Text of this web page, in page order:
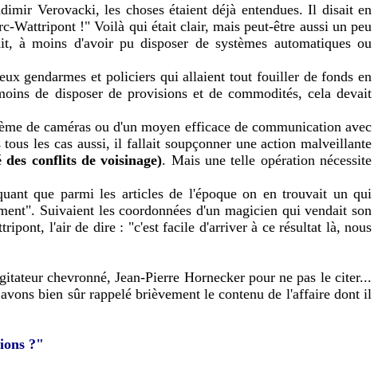
Verovacki, les choses étaient déjà entendues. Il disait en
Wattripont !" Voilà qui était clair, mais peut-être aussi un peu
moins d'avoir pu disposer de systèmes automatiques ou
gendarmes et policiers qui allaient tout fouiller de fonds en
de disposer de provisions et de commodités, cela devait
de caméras ou d'un moyen efficace de communication avec
les cas aussi, il fallait soupçonner une action malveillante
des conflits de voisinage). Mais une telle opération nécessite
que parmi les articles de l'époque on en trouvait un qui
Suivaient les coordonnées d'un magicien qui vendait son
l'air de dire : "c'est facile d'arriver à ce résultat là, nous
chevronné, Jean-Pierre Hornecker pour ne pas le citer...
bien sûr rappelé brièvement le contenu de l'affaire dont il
?"